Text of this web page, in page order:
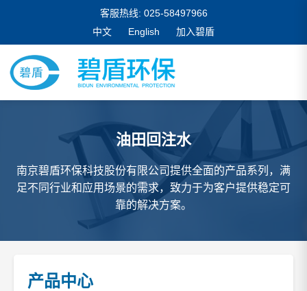
客服热线: 025-58497966
中文
English 加入碧盾
油田回注水
南京碧盾环保科技股份有限公司提供全面的产品系列，满
足不同行业和应用场景的需求，致力于为客户提供稳定可
靠的解决方案。
产品中心